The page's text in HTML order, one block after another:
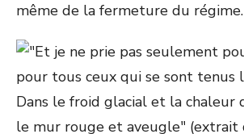
même de la fermeture du régime.